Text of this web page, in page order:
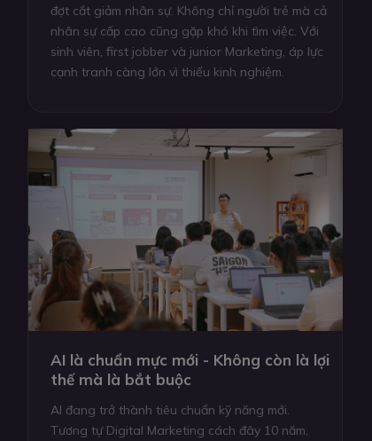
đợt cắt giảm nhân sự. Không chỉ người trẻ mà cả
nhân sự cấp cao cũng gặp khó khi tìm việc. Với
sinh viên, first jobber và junior Marketing, áp lực
cạnh tranh càng lớn vì thiếu kinh nghiệm.
AI là chuẩn mực mới - Không còn là lợi
thế mà là bắt buộc
AI đang trở thành tiêu chuẩn kỹ năng mới.
Tương tự Digital Marketing cách đây 10 năm,